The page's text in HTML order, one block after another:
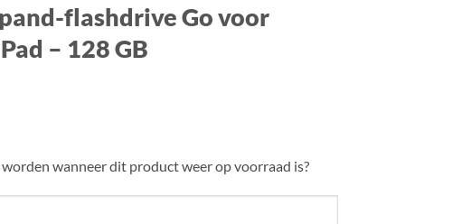
flashdrive Go voor
– 128 GB
wanneer dit product weer op voorraad is?